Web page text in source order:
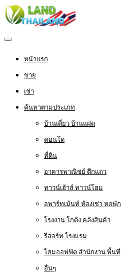
หน้าแรก
ขาย
เช่า
ค้นหาตามประเภท
บ้านเดี่ยว บ้านแฝด
คอนโด
ที่ดิน
อาคารพาณิชย์ ตึกแถว
ทาวน์เฮ้าส์ ทาวน์โฮม
อพาร์ทเม้นท์ ห้องเช่า หอพัก
โรงงาน โกดัง คลังสินค้า
รีสอร์ท โรงแรม
โฮมออฟฟิต สำนักงาน พื้นที่
อื่นๆ